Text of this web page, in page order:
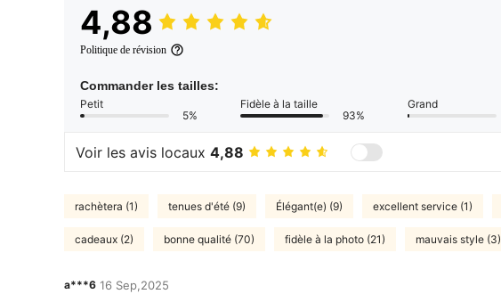
4,88
Politique de révision
Commander les tailles:
Petit
5%
Fidèle à la taille
93%
Grand
Voir les avis locaux 4,88
rachètera (1) tenues d'été (9) Élégant(e) (9) excellent service (1)
cadeaux (2) bonne qualité (70) fidèle à la photo (21) mauvais style (3)
a***6 16 Sep,2025